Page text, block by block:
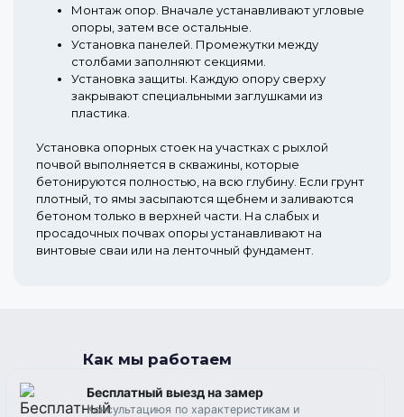
Монтаж опор. Вначале устанавливают угловые
опоры, затем все остальные.
Установка панелей. Промежутки между
столбами заполняют секциями.
Установка защиты. Каждую опору сверху
закрывают специальными заглушками из
пластика.
Установка опорных стоек на участках с рыхлой
почвой выполняется в скважины, которые
бетонируются полностью, на всю глубину. Если грунт
плотный, то ямы засыпаются щебнем и заливаются
бетоном только в верхней части. На слабых и
просадочных почвах опоры устанавливают на
винтовые сваи или на ленточный фундамент.
Как мы работаем
Бесплатный выезд на замер
Консультациюя по характеристикам и